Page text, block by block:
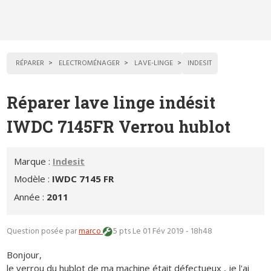
RÉPARER ELECTROMÉNAGER LAVE-LINGE INDESIT
Réparer lave linge indésit
IWDC 7145FR Verrou hublot
Marque : Indesit
Modèle : IWDC 7145 FR
Année : 2011
Question posée parmarco 5 ptsLe 01 Fév 2019 - 18h48
Bonjour,
le verrou du hublot de ma machine était défectueux , je l'ai